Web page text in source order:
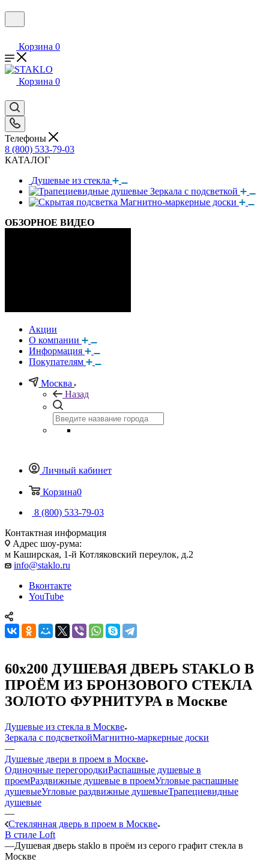
Корзина 0
Корзина 0
Телефоны
8 (800) 533-79-03
КАТАЛОГ
Душевые из стекла
Зеркала с подсветкой
Магнитно-маркерные доски
ОБЗОРНОЕ ВИДЕО
Акции
О компании
Информация
Покупателям
Москва
Назад
Личный кабинет
Корзина0
8 (800) 533-79-03
Контактная информация
Адрес шоу-рума:
м Каширская, 1-й Котляковский переулок, д.2
info@staklo.ru
Вконтакте
YouTube
60x200 ДУШЕВАЯ ДВЕРЬ STAKLO В
ПРОЁМ ИЗ БРОНЗОВОГО СТЕКЛА
ЗОЛОТО ФУРНИТУРА в Москве
Душевые из стекла в Москве
Зеркала с подсветкойМагнитно-маркерные доски
—
Душевые двери в проем в Москве
Одиночные перегородкиРаспашные душевые в
проемРаздвижные душевые в проемУгловые распашные
душевыеУгловые раздвижные душевыеТрапециевидные
душевые
—
Стеклянная дверь в проем в Москве
В стиле Loft
—Душевая дверь staklo в проём из серого графит стекла в
Москве